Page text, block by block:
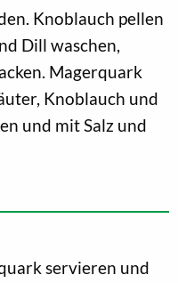
Knoblauch pellen
Dill waschen,
Magerquark
Knoblauch und
und mit Salz und
servieren und